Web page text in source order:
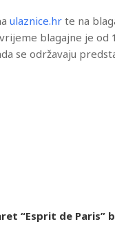
ulaznice.hr te na
blagajne je od
se održavaju
“Esprit de Paris”